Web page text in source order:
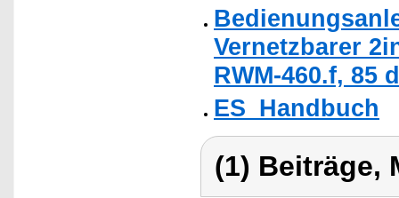
Vernetzbarer
RWM-460.f, 85
ES_Handbuch
(1) Beiträge,